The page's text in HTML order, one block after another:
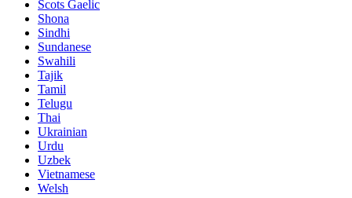
Scots Gaelic
Shona
Sindhi
Sundanese
Swahili
Tajik
Tamil
Telugu
Thai
Ukrainian
Urdu
Uzbek
Vietnamese
Welsh